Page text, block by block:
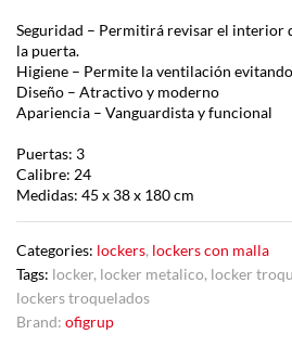
Seguridad – Permitirá revisar el interior
la puerta.
Higiene – Permite la ventilación
Diseño – Atractivo y moderno
Apariencia – Vanguardista y funcional
Puertas: 3
Calibre: 24
Medidas: 45 x 38 x 180 cm
Categories: lockers, lockers con malla
Tags: locker, locker metalico, locker
lockers troquelados
Brand: ofigrup